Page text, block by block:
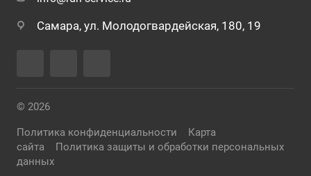
Самара, ул. Молодогвардейская, 180, 19
© 2026
Политика конфиденциальности
Карта
сайта
Политика защиты и обработки персональных
данных